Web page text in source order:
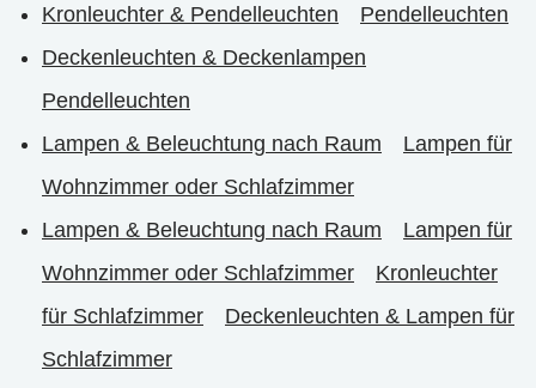
Kronleuchter & Pendelleuchten
Pendelleuchten
Deckenleuchten & Deckenlampen
Pendelleuchten
Lampen & Beleuchtung nach Raum
Lampen für
Wohnzimmer oder Schlafzimmer
Lampen & Beleuchtung nach Raum
Lampen für
Wohnzimmer oder Schlafzimmer
Kronleuchter
für Schlafzimmer
Deckenleuchten & Lampen für
Schlafzimmer